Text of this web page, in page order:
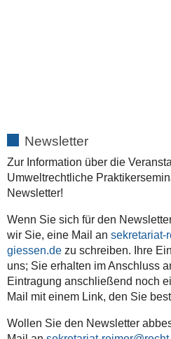
Newsletter
Zur Information über die
Umweltrechtliche
Newsletter!
Wenn Sie sich für den
wir Sie, eine Mail an sekretariat-
giessen.dezu schreiben. Ihre
uns; Sie erhalten im Anschluss
Eintragung anschließend noch
Mail mit einem Link, den Sie
Wollen Sie den Newsletter